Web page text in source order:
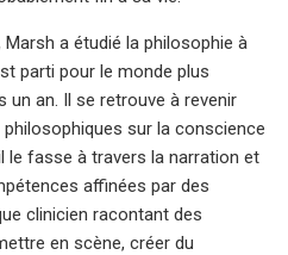
a étudié la philosophie à
parti pour le monde plus
un an. Il se retrouve à revenir
sur la conscience
le fasse à travers la narration et
affinées par des
clinicien racontant des
en scène, créer du